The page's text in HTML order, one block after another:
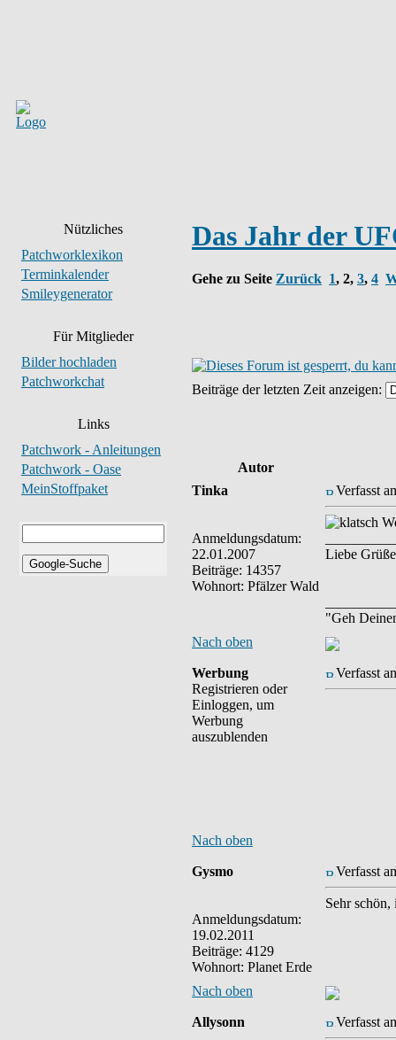
Nützliches
Patchworklexikon
Terminkalender
Smileygenerator
Für Mitglieder
Bilder hochladen
Patchworkchat
Links
Patchwork - Anleitungen
Patchwork - Oase
MeinStoffpaket
Das Jahr der
Gehe zu Seite Zurück 1, 2, 3, 4
Beiträge der letzten Zeit anzeigen:
Autor
Tinka
Anmeldungsdatum:
22.01.2007
Beiträge: 14357
Wohnort: Pfälzer Wald
Verfasst
Liebe
"Geh
Nach oben
Werbung
Registrieren oder
Einloggen, um
Werbung
auszublenden
Verfasst
Nach oben
Gysmo
Anmeldungsdatum:
19.02.2011
Beiträge: 4129
Wohnort: Planet Erde
Verfasst
Sehr
Nach oben
Allysonn Verfasst